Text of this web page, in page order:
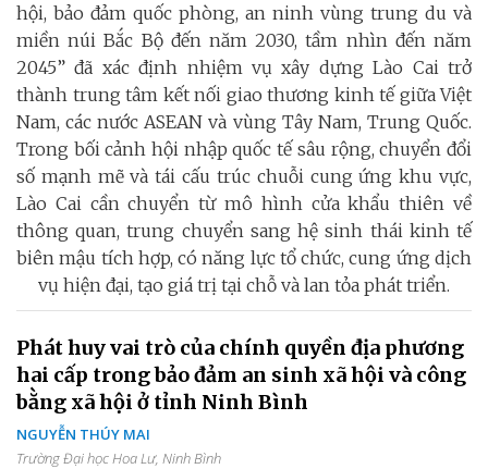
hội, bảo đảm quốc phòng, an ninh vùng trung du và
miền núi Bắc Bộ đến năm 2030, tầm nhìn đến năm
2045” đã xác định nhiệm vụ xây dựng Lào Cai trở
thành trung tâm kết nối giao thương kinh tế giữa Việt
Nam, các nước ASEAN và vùng Tây Nam, Trung Quốc.
Trong bối cảnh hội nhập quốc tế sâu rộng, chuyển đổi
số mạnh mẽ và tái cấu trúc chuỗi cung ứng khu vực,
Lào Cai cần chuyển từ mô hình cửa khẩu thiên về
thông quan, trung chuyển sang hệ sinh thái kinh tế
biên mậu tích hợp, có năng lực tổ chức, cung ứng dịch
vụ hiện đại, tạo giá trị tại chỗ và lan tỏa phát triển.
Phát huy vai trò của chính quyền địa phương
hai cấp trong bảo đảm an sinh xã hội và công
bằng xã hội ở tỉnh Ninh Bình
NGUYỄN THÚY MAI
Trường Đại học Hoa Lư, Ninh Bình